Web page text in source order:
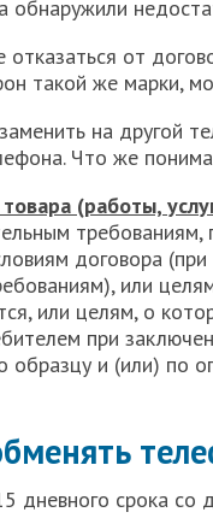
обнаружили
от
такой же марки,
на другой
Что же
(работы,
договора
или
или целям, о
при
образцу и (или) по
дневного срока со